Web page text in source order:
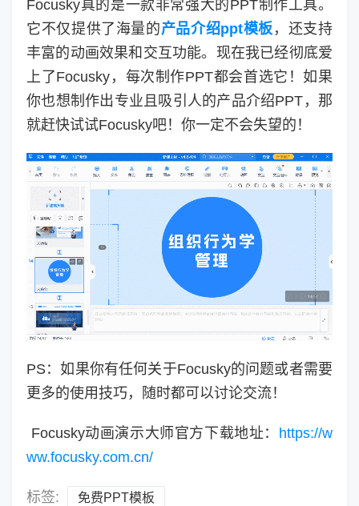
Focusky真的是一款非常强大的PPT制作工具。
它不仅提供了海量的产品介绍ppt模板 ，还支持
丰富的动画效果和交互功能。现在我已经彻底爱
上了Focusky，每次制作PPT都会首选它！如果
你也想制作出专业且吸引人的产品介绍PPT，那
就赶快试试Focusky吧！你一定不会失望的！
PS：如果你有任何关于Focusky的问题或者需要
更多的使用技巧，随时都可以讨论交流！
Focusky动画演示大师官方下载地址： https://w
ww.focusky.com.cn/
标签: 免费PPT模板